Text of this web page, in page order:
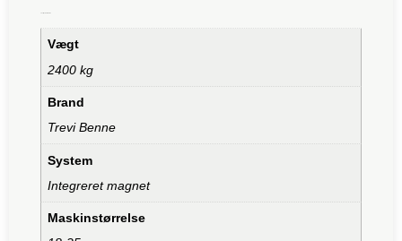
Vægt
2400 kg
Brand
Trevi Benne
System
Integreret magnet
Maskinstørrelse